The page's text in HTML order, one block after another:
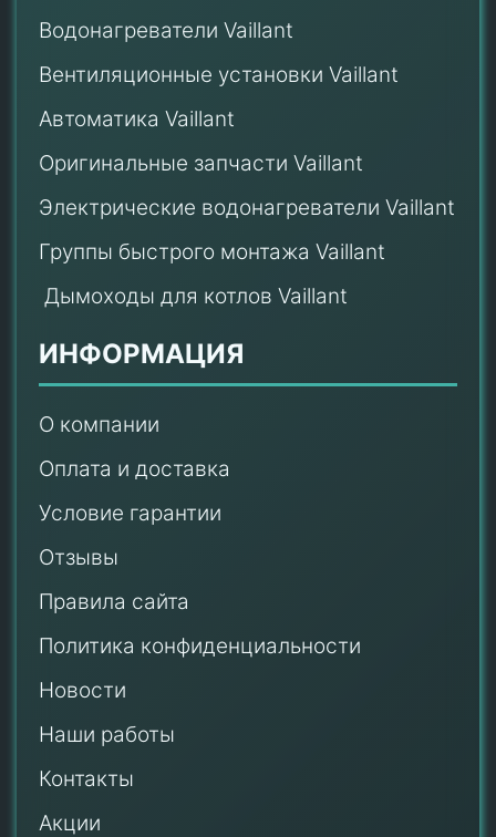
Водонагреватели Vaillant
Вентиляционные установки Vaillant
Автоматика Vaillant
Оригинальные запчасти Vaillant
Электрические водонагреватели Vaillant
Группы быстрого монтажа Vaillant
Дымоходы для котлов Vaillant
ИНФОРМАЦИЯ
О компании
Оплата и доставка
Условие гарантии
Отзывы
Правила сайта
Политика конфиденциальности
Новости
Наши работы
Контакты
Акции